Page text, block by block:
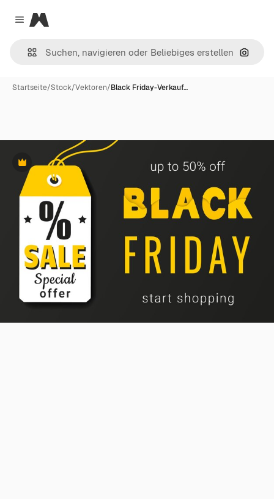
Close menu
Magnific
Nach
Startseite/Stock/Vektoren/Black Friday-Verkauf…
Premium